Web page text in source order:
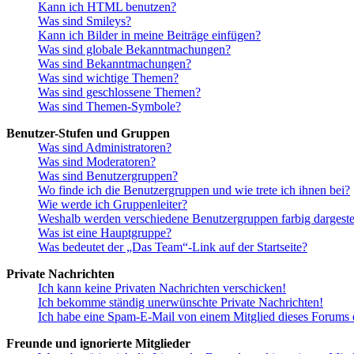
Kann ich HTML benutzen?
Was sind Smileys?
Kann ich Bilder in meine Beiträge einfügen?
Was sind globale Bekanntmachungen?
Was sind Bekanntmachungen?
Was sind wichtige Themen?
Was sind geschlossene Themen?
Was sind Themen-Symbole?
Benutzer-Stufen und Gruppen
Was sind Administratoren?
Was sind Moderatoren?
Was sind Benutzergruppen?
Wo finde ich die Benutzergruppen und wie trete ich ihnen bei?
Wie werde ich Gruppenleiter?
Weshalb werden verschiedene Benutzergruppen farbig
Was ist eine Hauptgruppe?
Was bedeutet der „Das Team“-Link auf der Startseite?
Private Nachrichten
Ich kann keine Privaten Nachrichten verschicken!
Ich bekomme ständig unerwünschte Private Nachrichten!
Ich habe eine Spam-E-Mail von einem Mitglied dieses Forums
Freunde und ignorierte Mitglieder